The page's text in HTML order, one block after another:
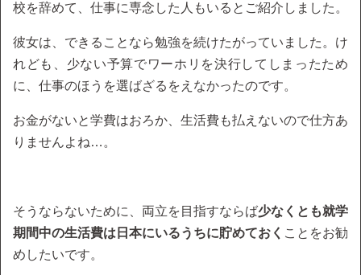
校を辞めて、仕事に専念した人もいるとご紹介しました。
彼女は、できることなら勉強を続けたがっていました。け
れども、少ない予算でワーホリを決行してしまったため
に、仕事のほうを選ばざるをえなかったのです。
お金がないと学費はおろか、生活費も払えないので仕方あ
りませんよね…。
そうならないために、両立を目指すならば少なくとも就学
期間中の生活費は日本にいるうちに貯めておく ことをお勧
めしたいです。